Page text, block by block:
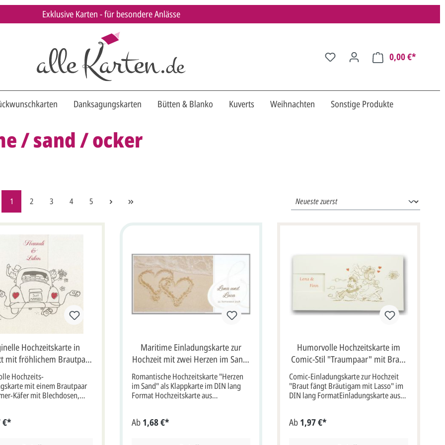
Exklusive Karten - für besondere Anlässe
0,00 €*
Danksagungskarten Bütten & Blanko Kuverts Weihnachten Sonstige Produkte
/ sand / ocker
1 2 3 4 5
Hochzeitskarte in
mit fröhlichem Brautpaar
und Schriftzug "Just
Married"
Hochzeits-
mit einem Brautpaar
Käfer mit Blechdosen,
Metallic-Karton mit
zeigt ein glückliches
€*
Maritime Einladungskarte zur
Hochzeit mit zwei Herzen im Sand,
DIN lang
Romantische Hochzeitskarte "Herzen
im Sand" als Klappkarte im DIN lang
Format Hochzeitskarte aus
in den Sand gezeichnete Herzen
umspielt.Die Einladungskarte besticht
Ab 1,68 €*
Humorvolle Hochzeitskarte im
Comic-Stil "Traumpaar" mit Braut
und Bräutigam, DIN lang
Comic-Einladungskarte zur Hochzeit
"Braut fängt Bräutigam mit Lasso" im
DIN lang FormatEinladungskarte aus
liebevoll gezeichnete Comic-
Kleid fängt ihren Bräutigam mit dem
Ab 1,97 €*